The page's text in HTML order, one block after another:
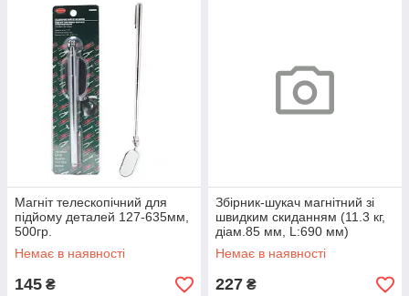
Магніт телескопічний для
підйому деталей 127-635мм,
500гр.
Немає в наявності
145 ₴
Збірник-шукач магнітний зі
швидким скиданням (11.3 кг,
діам.85 мм, L:690 мм)
ROCKFORCE RF-88011
Немає в наявності
227 ₴